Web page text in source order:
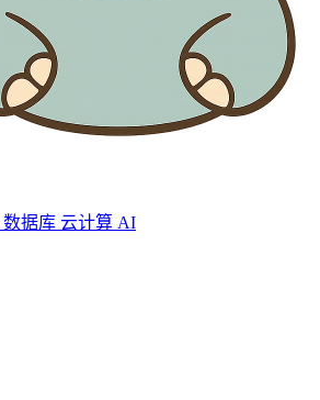
数据库 云计算 AI